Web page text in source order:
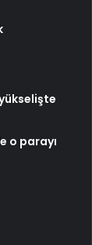
o parayı